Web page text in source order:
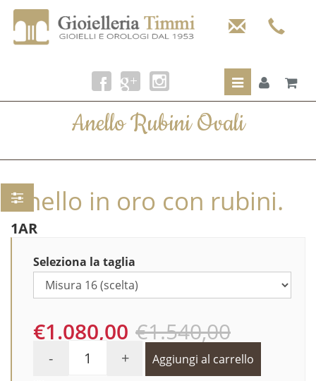
Toggle
navigation
Anello Rubini Ovali
Anello in oro con rubini.
1AR
Seleziona la taglia
€1.080,00 €1.540,00
- + Aggiungi al carrello